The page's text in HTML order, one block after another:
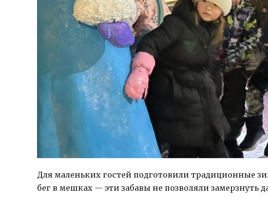
Для маленьких гостей подготовили традиционные
бег в мешках — эти забавы не позволяли